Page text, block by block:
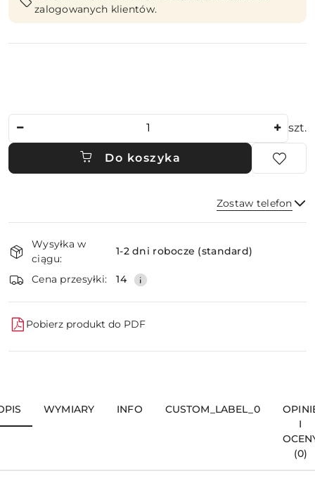
zalogowanych klientów.
szt.
Do koszyka
Zostaw telefon
Dostępność
i
dostawa
Wysyłka w
ciągu:
1-2 dni robocze (standard)
Cena przesyłki: 14
Pobierz produkt do PDF
WYMIARY INFO CUSTOM_LABEL_0
I
(0)